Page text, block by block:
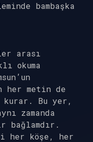
bambaşka
arası
okuma
her metin de
Bu yer,
zamanda
bağlamdır.
her köşe, her